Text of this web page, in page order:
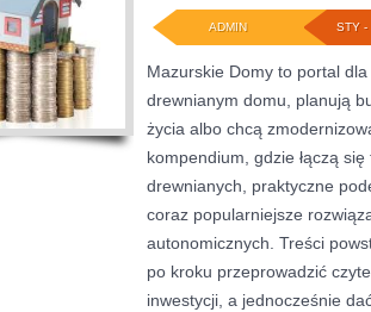
STY -
ADMIN
Mazurskie Domy to portal
drewnianym domu, planują
życia albo chcą
kompendium, gdzie łączą
drewnianych, praktyczne
coraz popularniejsze
autonomicznych. Treści
po kroku przeprowadzić
inwestycji, a jednocześnie